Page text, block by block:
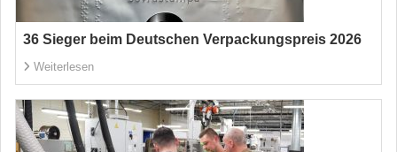
36 Sieger beim Deutschen Verpackungspreis 2026
Weiterlesen